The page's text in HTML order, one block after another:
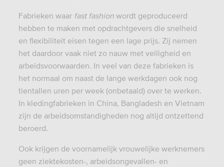
Fabrieken waar fast fashionwordt geproduceerd
hebben te maken met opdrachtgevers die snelheid
en flexibiliteit eisen tegen een lage prijs. Zij nemen
het daardoor vaak niet zo nauw met veiligheid en
arbeidsvoorwaarden. In veel van deze fabrieken is
het normaal om naast de lange werkdagen ook nog
tientallen uren per week (onbetaald) over te werken.
In kledingfabrieken in China, Bangladesh en Vietnam
zijn de arbeidsomstandigheden nog altijd ontzettend
beroerd.
Ook krijgen de voornamelijk vrouwelijke werknemers
geen ziektekosten-, arbeidsongevallen- en